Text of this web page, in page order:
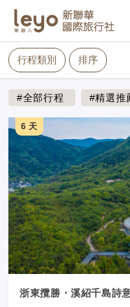
行程類別 排序
#全部行程 #精選推
6 天
浙東攬勝・溪紹千島詩